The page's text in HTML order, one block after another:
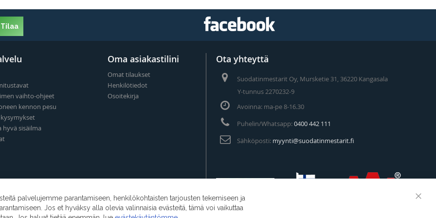
Tilaa
vaihto-ohjeet
kennon pesu
sisäilma
Oma asiakastilini
Omat tilaukset
Henkilötiedot
Osoitekirja
Ota yhteyttä
Suodatinmestarit Oy, Mursketie 31, 36220 Kangasala
Y-tunnus 2270232-9
Avoinna: ma-pe 8-16.30
Puhelin/Whatsapp:0400 442 111
Sähköposti: myynti@suodatinmestarit.fi
palvelujemme parantamiseen, henkilökohtaisten tarjousten tekemiseen ja
Jos et hyväksy alla olevia valinnaisia evästeitä, tämä voi vaikuttaa